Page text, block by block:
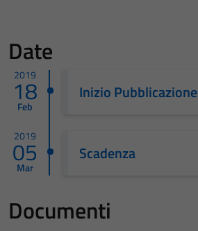
Date
2019
18
Feb
Inizio Pubblicazione
2019
05
Mar
Scadenza
Documenti